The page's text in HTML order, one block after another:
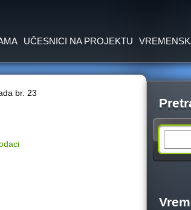
UČESNICI NA PROJEKTU
br. 23
a